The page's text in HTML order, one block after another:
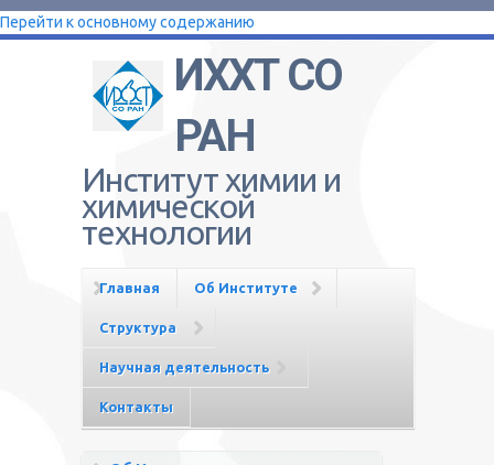
Перейти к основному содержанию
ИХХТ СО
РАН
Институт химии и
химической
технологии
Главная Об Институте
Структура
Научная деятельность
Контакты